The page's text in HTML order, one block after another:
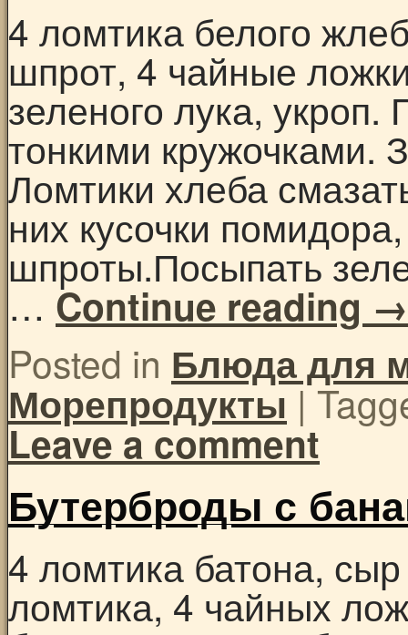
4 ломтика белого
шпрот, 4 чайные
зеленого лука,
тонкими кружочками.
Ломтики хлеба
них кусочки
шпроты.Посыпать
… Continue reading →
Posted in Блюда для
Морепродукты |
Leave a comment
Бутерброды с
4 ломтика батона,
ломтика, 4 чайных